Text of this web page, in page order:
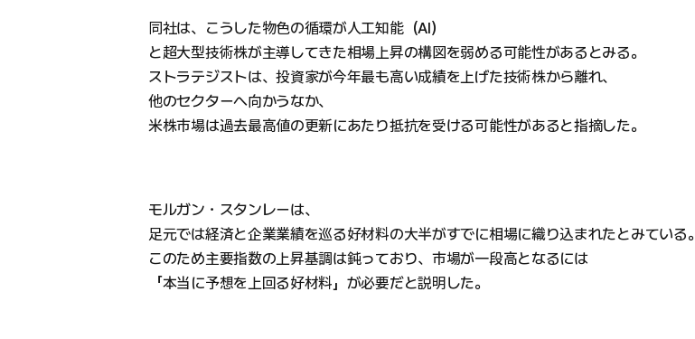
同社は、こうした物色の循環が人工知能（AI）
と超大型技術株が主導してきた相場上昇の構図を弱める可能性があるとみる。
ストラテジストは、投資家が今年最も高い成績を上げた技術株から離れ、
他のセクターへ向かうなか、
米株市場は過去最高値の更新にあたり抵抗を受ける可能性があると指摘した。
モルガン・スタンレーは、
足元では経済と企業業績を巡る好材料の大半がすでに相場に織り込まれたとみている。
このため主要指数の上昇基調は鈍っており、市場が一段高となるには
「本当に予想を上回る好材料」が必要だと説明した。